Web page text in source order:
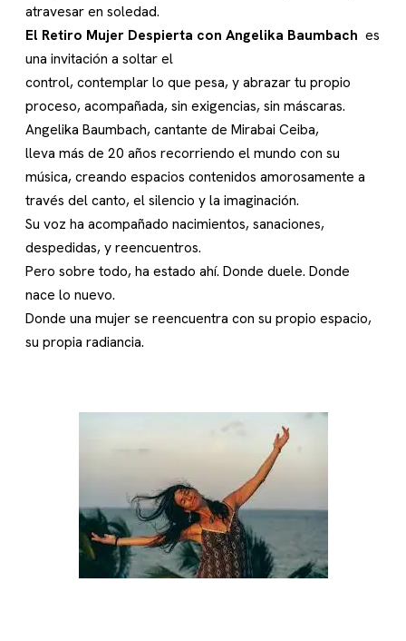
atravesar en soledad.
El Retiro Mujer Despierta con Angelika Baumbach es
una invitación a soltar el
control, contemplar lo que pesa, y abrazar tu propio
proceso, acompañada, sin exigencias, sin máscaras.
Angelika Baumbach, cantante de Mirabai Ceiba,
lleva más de 20 años recorriendo el mundo con su
música, creando espacios contenidos amorosamente a
través del canto, el silencio y la imaginación.
Su voz ha acompañado nacimientos, sanaciones,
despedidas, y reencuentros.
Pero sobre todo, ha estado ahí. Donde duele. Donde
nace lo nuevo.
Donde una mujer se reencuentra con su propio espacio,
su propia radiancia.